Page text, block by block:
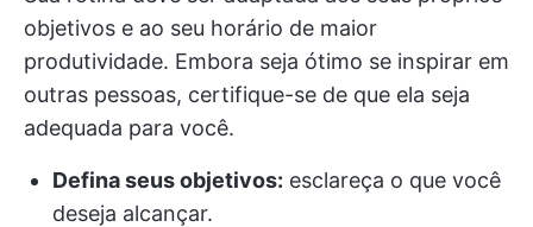
objetivos e ao seu horário de maior
produtividade. Embora seja ótimo se inspirar em
outras pessoas, certifique-se de que ela seja
adequada para você.
Defina seus objetivos: esclareça o que você
deseja alcançar.